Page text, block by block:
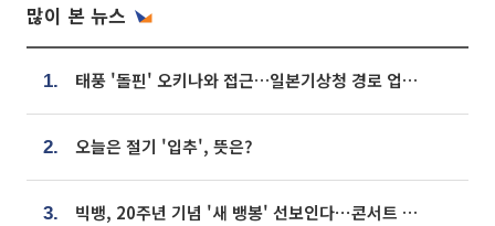
많이 본 뉴스
1. 태풍 '돌핀' 오키나와 접근…일본기상청 경로 업데이트
2. 오늘은 절기 '입추', 뜻은?
3. 빅뱅, 20주년 기념 '새 뱅봉' 선보인다⋯콘서트 앞두고 팝업 개최